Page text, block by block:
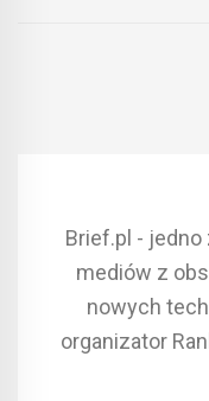
Brief.pl -
mediów z
nowych
organizator